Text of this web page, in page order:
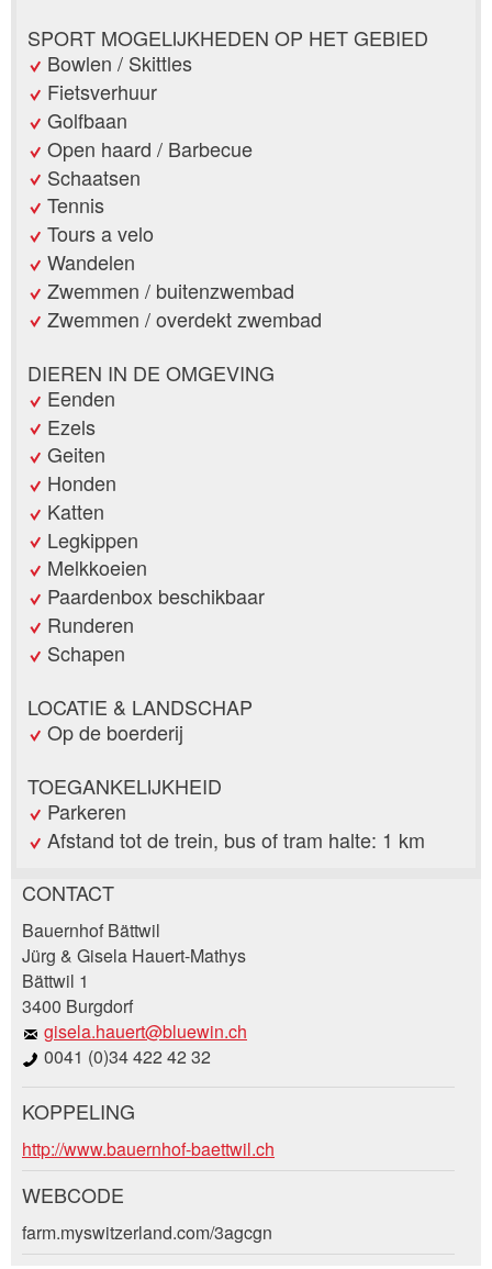
SPORT MOGELIJKHEDEN OP HET GEBIED
Bowlen / Skittles
Fietsverhuur
Golfbaan
Open haard / Barbecue
Schaatsen
Tennis
Tours a velo
Wandelen
Zwemmen / buitenzwembad
Zwemmen / overdekt zwembad
DIEREN IN DE OMGEVING
Eenden
Ezels
Geiten
Honden
Katten
Legkippen
Melkkoeien
Paardenbox beschikbaar
Runderen
Schapen
LOCATIE & LANDSCHAP
Op de boerderij
TOEGANKELIJKHEID
Parkeren
Afstand tot de trein, bus of tram halte: 1 km
Post afkeuren
Uw feedback wordt zeer gewaardeerd!
Algemene feedback
Vermelding niet langer geldig
Onvolledige vermelding
Beveel deze advertentie aan bij vrienden.
* Invoer vereist
CONTACT
Bauernhof Bättwil
Jürg & Gisela Hauert-Mathys
Bättwil 1
3400 Burgdorf
gisela.hauert@bluewin.ch
0041 (0)34 422 42 32
Boekingsaanvraag
Aankomst *
KOPPELING
http://www.bauernhof-baettwil.ch
WEBCODE
farm.myswitzerland.com/3agcgn